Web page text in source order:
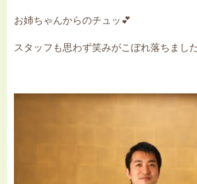
お姉ちゃんからのチュッ💕
スタッフも思わず笑みがこぼれ落ちまし